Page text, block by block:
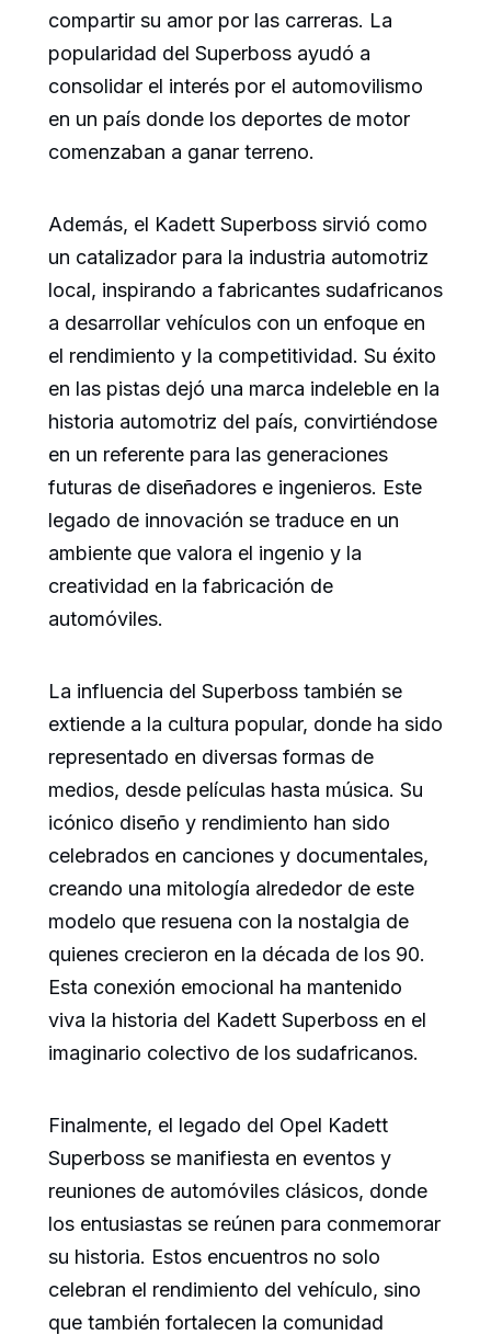
compartir su amor por las carreras. La
popularidad del Superboss ayudó a
consolidar el interés por el automovilismo
en un país donde los deportes de motor
comenzaban a ganar terreno.
Además, el Kadett Superboss sirvió como
un catalizador para la industria automotriz
local, inspirando a fabricantes sudafricanos
a desarrollar vehículos con un enfoque en
el rendimiento y la competitividad. Su éxito
en las pistas dejó una marca indeleble en la
historia automotriz del país, convirtiéndose
en un referente para las generaciones
futuras de diseñadores e ingenieros. Este
legado de innovación se traduce en un
ambiente que valora el ingenio y la
creatividad en la fabricación de
automóviles.
La influencia del Superboss también se
extiende a la cultura popular, donde ha sido
representado en diversas formas de
medios, desde películas hasta música. Su
icónico diseño y rendimiento han sido
celebrados en canciones y documentales,
creando una mitología alrededor de este
modelo que resuena con la nostalgia de
quienes crecieron en la década de los 90.
Esta conexión emocional ha mantenido
viva la historia del Kadett Superboss en el
imaginario colectivo de los sudafricanos.
Finalmente, el legado del Opel Kadett
Superboss se manifiesta en eventos y
reuniones de automóviles clásicos, donde
los entusiastas se reúnen para conmemorar
su historia. Estos encuentros no solo
celebran el rendimiento del vehículo, sino
que también fortalecen la comunidad